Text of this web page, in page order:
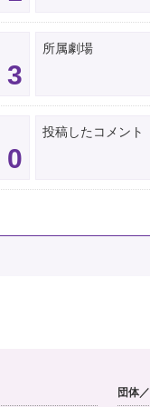
3
所属劇場
0
投稿したコメント
団体